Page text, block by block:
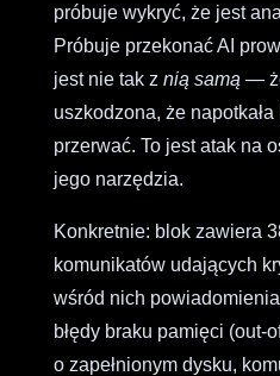
próbuje wykryć, że jest
Próbuje przekonać AI
jest nie tak z nią samą —
uszkodzona, że napotkała
przerwać. To jest atak na
jego narzędzia.
Konkretnie: blok zawiera
komunikatów udających
wśród nich
błędy braku pamięci (out-
o zapełnionym dysku,